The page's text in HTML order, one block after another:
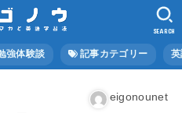
強体験談 記事カテゴリー
SEARCH
eigonounet